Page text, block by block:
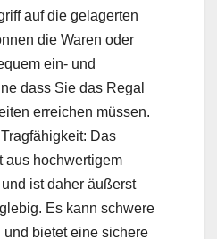
auf die gelagerten
die Waren oder
ein- und
dass Sie das Regal
erreichen müssen.
Das
aus hochwertigem
ist daher äußerst
Es kann schwere
und bietet eine sichere